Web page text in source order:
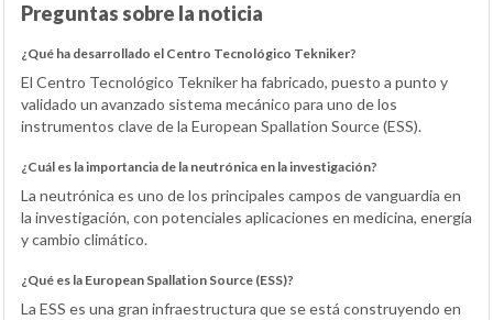
Preguntas sobre la noticia
¿Qué ha desarrollado el Centro Tecnológico Tekniker?
El Centro Tecnológico Tekniker ha fabricado, puesto a punto y
validado un avanzado sistema mecánico para uno de los
instrumentos clave de la European Spallation Source (ESS).
¿Cuál es la importancia de la neutrónica en la investigación?
La neutrónica es uno de los principales campos de vanguardia en
la investigación, con potenciales aplicaciones en medicina, energía
y cambio climático.
¿Qué es la European Spallation Source (ESS)?
La ESS es una gran infraestructura que se está construyendo en